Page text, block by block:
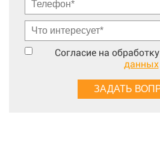
Согласие на обработку
данных